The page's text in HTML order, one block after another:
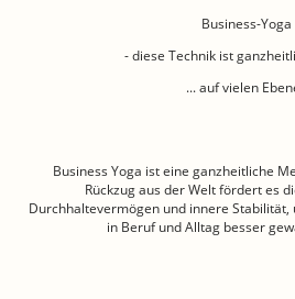
Business-Yoga
- diese Technik ist
... auf vielen
Business Yoga ist eine ganzheitliche
Rückzug aus der Welt fördert es
Durchhaltevermögen und innere
in Beruf und Alltag besser